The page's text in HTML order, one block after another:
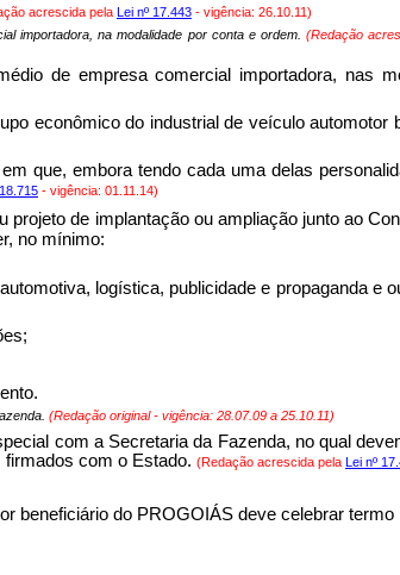
acrescida pela Lei nº 17.443- vigência: 26.10.11)
importadora, na modalidade por conta e ordem. (Redação
de empresa comercial importadora, nas
econômico do industrial de veículo automotor
que, embora tendo cada uma delas
- vigência: 01.11.14)
de implantação ou ampliação junto ao
no mínimo:
logística, publicidade e propaganda e
(Redação original - vigência: 28.07.09 a 25.10.11)
com a Secretaria da Fazenda, no qual
com o Estado. (Redação acrescida pela Lei nº
beneficiário do PROGOIÁS deve celebrar